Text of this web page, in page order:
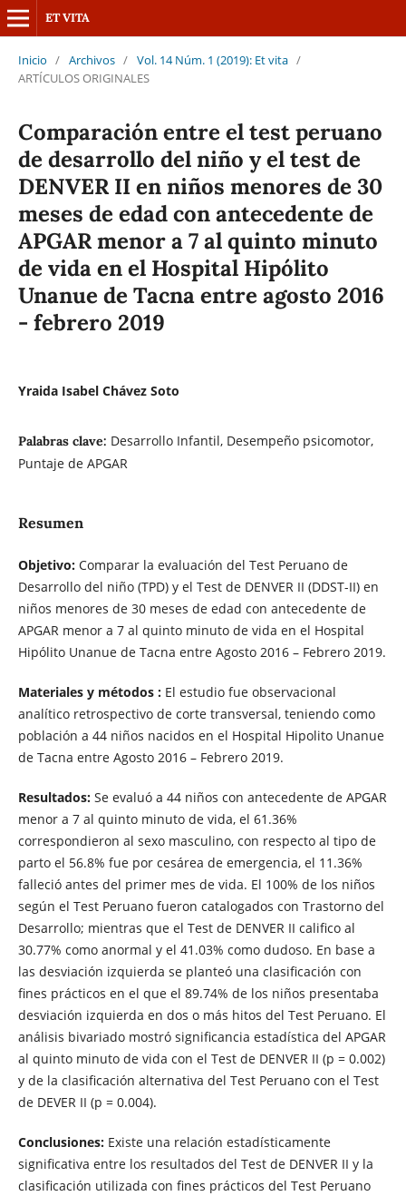
ET VITA
Inicio / Archivos / Vol. 14 Núm. 1 (2019): Et vita /
ARTÍCULOS ORIGINALES
Comparación entre el test peruano
de desarrollo del niño y el test de
DENVER II en niños menores de 30
meses de edad con antecedente de
APGAR menor a 7 al quinto minuto
de vida en el Hospital Hipólito
Unanue de Tacna entre agosto 2016
- febrero 2019
Yraida Isabel Chávez Soto
Palabras clave: Desarrollo Infantil, Desempeño psicomotor,
Puntaje de APGAR
Resumen
Objetivo: Comparar la evaluación del Test Peruano de
Desarrollo del niño (TPD) y el Test de DENVER II (DDST-II) en
niños menores de 30 meses de edad con antecedente de
APGAR menor a 7 al quinto minuto de vida en el Hospital
Hipólito Unanue de Tacna entre Agosto 2016 – Febrero 2019.
Materiales y métodos :El estudio fue observacional
analítico retrospectivo de corte transversal, teniendo como
población a 44 niños nacidos en el Hospital Hipolito Unanue
de Tacna entre Agosto 2016 – Febrero 2019.
Resultados:Se evaluó a 44 niños con antecedente de APGAR
menor a 7 al quinto minuto de vida, el 61.36%
correspondieron al sexo masculino, con respecto al tipo de
parto el 56.8% fue por cesárea de emergencia, el 11.36%
falleció antes del primer mes de vida. El 100% de los niños
según el Test Peruano fueron catalogados con Trastorno del
Desarrollo; mientras que el Test de DENVER II califico al
30.77% como anormal y el 41.03% como dudoso. En base a
las desviación izquierda se planteó una clasificación con
fines prácticos en el que el 89.74% de los niños presentaba
desviación izquierda en dos o más hitos del Test Peruano. El
análisis bivariado mostró significancia estadística del APGAR
al quinto minuto de vida con el Test de DENVER II (p = 0.002)
y de la clasificación alternativa del Test Peruano con el Test
de DEVER II (p = 0.004).
Conclusiones:Existe una relación estadísticamente
significativa entre los resultados del Test de DENVER II y la
clasificación utilizada con fines prácticos del Test Peruano